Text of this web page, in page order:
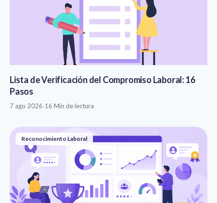
Lista de Verificación del Compromiso Laboral: 16
Pasos
7 ago 2026·16 Min de lectura
Reconocimiento Laboral